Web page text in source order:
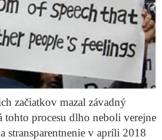
začiatkov mazal závadný
tohto procesu dlho neboli verejne
stransparentnenie v apríli 2018